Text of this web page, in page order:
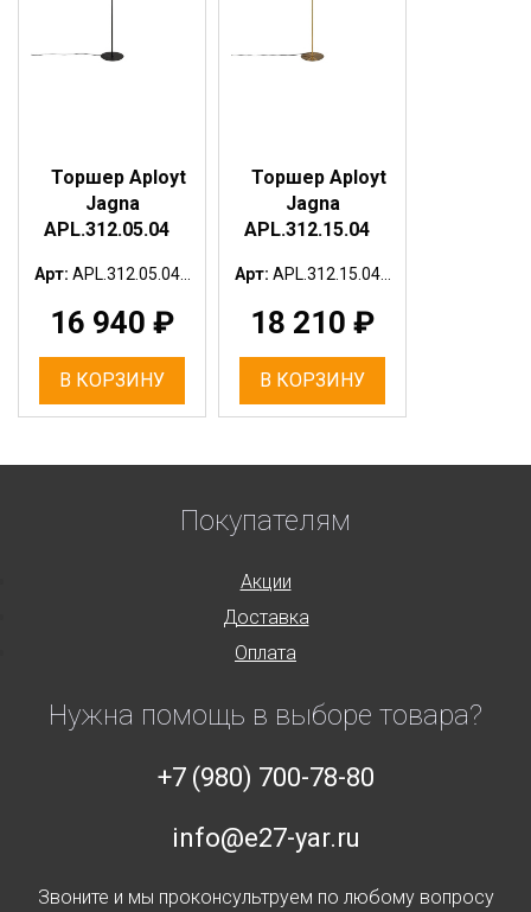
Торшер Aployt
Jagna
APL.312.05.04
Арт: APL.312.05.04...
16 940 ₽
В КОРЗИНУ
Торшер Aployt
Jagna
APL.312.15.04
Арт: APL.312.15.04...
18 210 ₽
В КОРЗИНУ
Покупателям
Акции
Доставка
Оплата
Нужна помощь в выборе товара?
+7 (980) 700-78-80
info@e27-yar.ru
Звоните и мы проконсультруем по любому вопросу